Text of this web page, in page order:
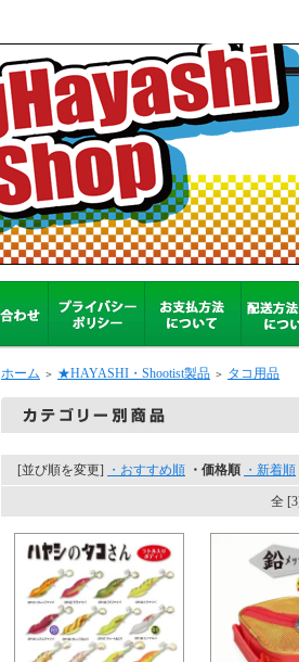
ホーム ＞ ★HAYASHI・Shootist製品 ＞ タコ用品
[並び順を変更] ・おすすめ順 ・価格順 ・新着順
全